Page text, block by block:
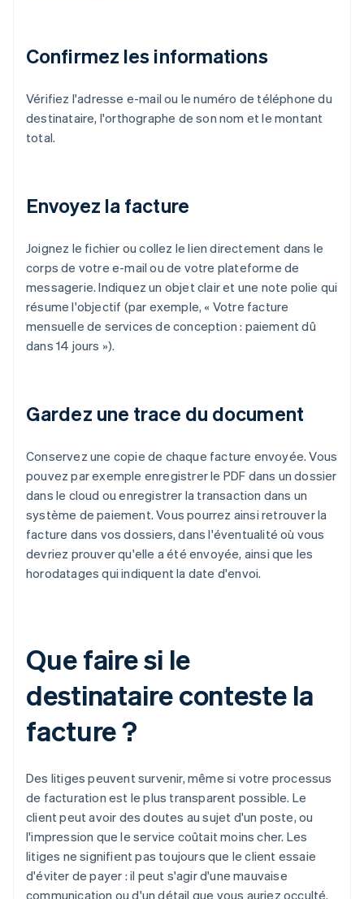
Confirmez les informations
Vérifiez l'adresse e-mail ou le numéro de téléphone du
destinataire, l'orthographe de son nom et le montant
total.
Envoyez la facture
Joignez le fichier ou collez le lien directement dans le
corps de votre e-mail ou de votre plateforme de
messagerie. Indiquez un objet clair et une note polie qui
résume l'objectif (par exemple, « Votre facture
mensuelle de services de conception : paiement dû
dans 14 jours »).
Gardez une trace du document
Conservez une copie de chaque facture envoyée. Vous
pouvez par exemple enregistrer le PDF dans un dossier
dans le cloud ou enregistrer la transaction dans un
système de paiement. Vous pourrez ainsi retrouver la
facture dans vos dossiers, dans l'éventualité où vous
devriez prouver qu'elle a été envoyée, ainsi que les
horodatages qui indiquent la date d'envoi.
Que faire si le
destinataire conteste la
facture ?
Des litiges peuvent survenir, même si votre processus
de facturation est le plus transparent possible. Le
client peut avoir des doutes au sujet d'un poste, ou
l'impression que le service coûtait moins cher. Les
litiges ne signifient pas toujours que le client essaie
d'éviter de payer : il peut s'agir d'une mauvaise
communication ou d'un détail que vous auriez occulté.